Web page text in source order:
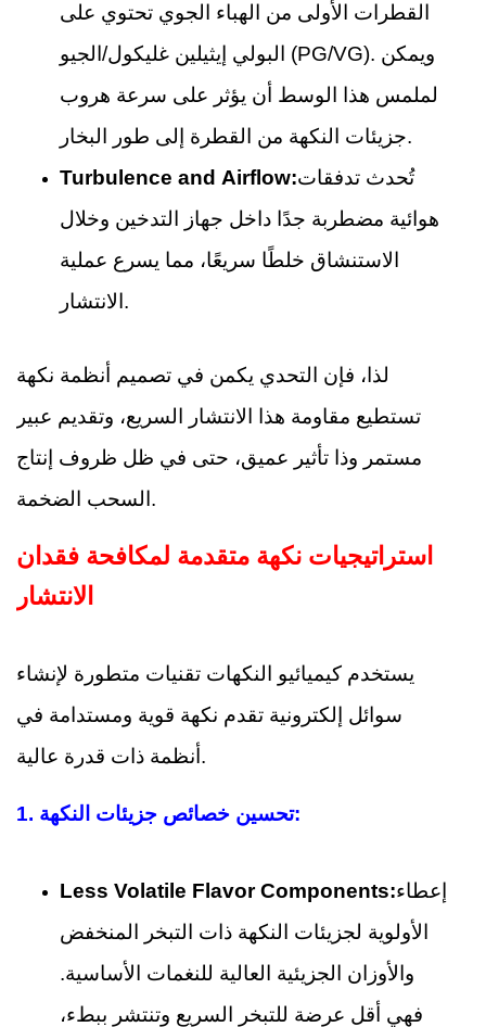
القطرات الأولى من الهباء الجوي تحتوي على
البولي إيثيلين غليكول/الجيو (PG/VG). ويمكن
لملمس هذا الوسط أن يؤثر على سرعة هروب
جزيئات النكهة من القطرة إلى طور البخار.
Turbulence and Airflow:تُحدث تدفقات
هوائية مضطربة جدًا داخل جهاز التدخين وخلال
الاستنشاق خلطًا سريعًا، مما يسرع عملية
الانتشار.
لذا، فإن التحدي يكمن في تصميم أنظمة نكهة
تستطيع مقاومة هذا الانتشار السريع، وتقديم عبير
مستمر وذا تأثير عميق، حتى في ظل ظروف إنتاج
السحب الضخمة.
استراتيجيات نكهة متقدمة لمكافحة فقدان
الانتشار
يستخدم كيميائيو النكهات تقنيات متطورة لإنشاء
سوائل إلكترونية تقدم نكهة قوية ومستدامة في
أنظمة ذات قدرة عالية.
1. تحسين خصائص جزيئات النكهة:
Less Volatile Flavor Components:إعطاء
الأولوية لجزيئات النكهة ذات التبخر المنخفض
والأوزان الجزيئية العالية للنغمات الأساسية.
فهي أقل عرضة للتبخر السريع وتنتشر ببطء،